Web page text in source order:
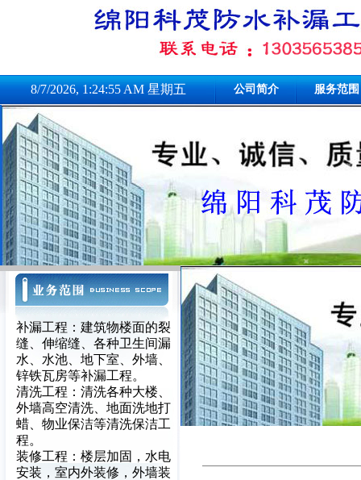
8/7/2026, 1:24:56 AM 星期五 公司简介 服务范围
补漏工程：建筑物楼面的裂
缝、伸缩缝、各种卫生间漏
水、水池、地下室、外墙、
锌铁瓦房等补漏工程。
清洗工程：清洗各种大楼、
外墙高空清洗、地面洗地打
蜡、物业保洁等清洗保洁工
程。
装修工程：楼层加固，水电
安装，室内外装修，外墙装